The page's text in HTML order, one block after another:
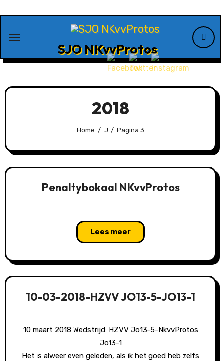
SJO NKvvProtos
2018
Home J Pagina 3
Penaltybokaal NKvvProtos
Lees meer
10-03-2018-HZVV JO13-5-JO13-1
10 maart 2018 Wedstrijd: HZVV Jo13-5-NkvvProtos
Jo13-1
Het is alweer even geleden, als ik het goed heb zelfs